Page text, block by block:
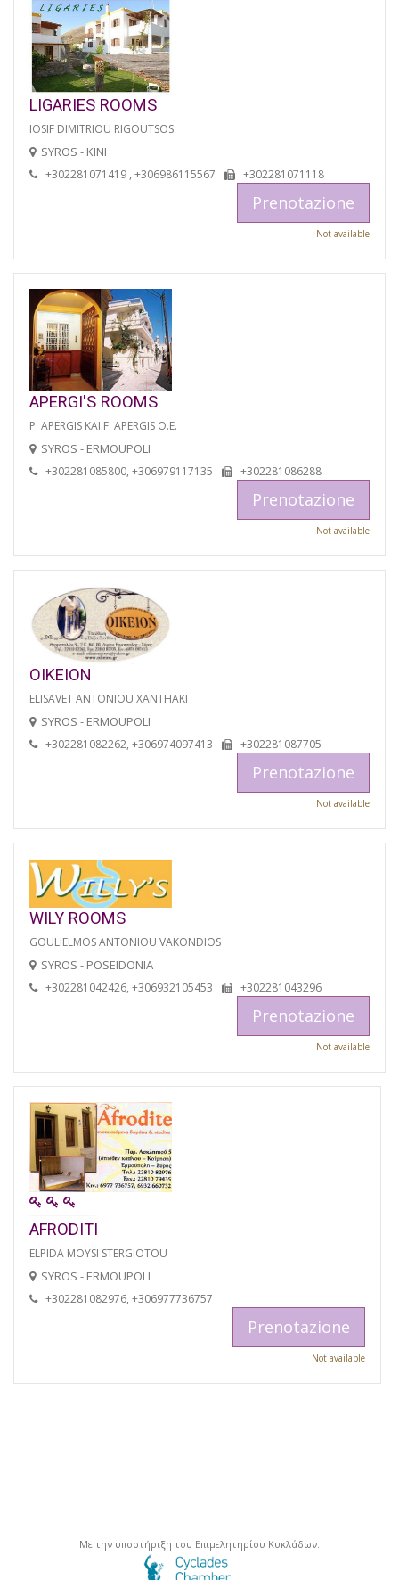
LIGARIES ROOMS
IOSIF DIMITRIOU RIGOUTSOS
SYROS - KINI
+302281071419 , +306986115567 +302281071118
Prenotazione
Not available
APERGI'S ROOMS
P. APERGIS KAI F. APERGIS O.E.
SYROS - ERMOUPOLI
+302281085800, +306979117135 +302281086288
Prenotazione
Not available
OIKEION
ELISAVET ANTONIOU XANTHAKI
SYROS - ERMOUPOLI
+302281082262, +306974097413 +302281087705
Prenotazione
Not available
WILY ROOMS
GOULIELMOS ANTONIOU VAKONDIOS
SYROS - POSEIDONIA
+302281042426, +306932105453 +302281043296
Prenotazione
Not available
AFRODITI
ELPIDA MOYSI STERGIOTOU
SYROS - ERMOUPOLI
+302281082976, +306977736757
Prenotazione
Not available
Με την υποστήριξη του Επιμελητηρίου Κυκλάδων.